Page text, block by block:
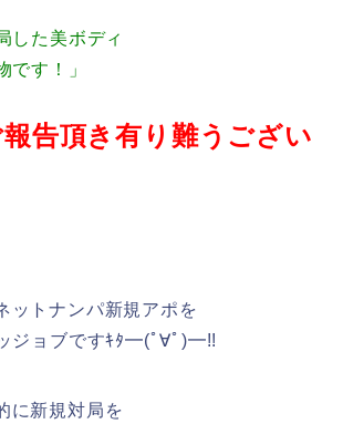
した美ボディ
です！」
告頂き有り難うござい
ットナンパ新規アポを
ジョブですｷﾀ━(ﾟ∀ﾟ)━!!
に新規対局を